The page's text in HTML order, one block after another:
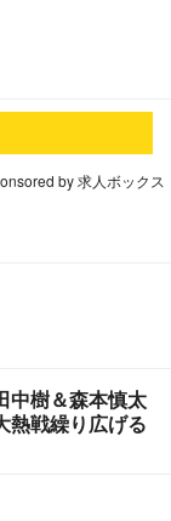
by 求人ボックス
中樹＆森本慎太
熱戦繰り広げる